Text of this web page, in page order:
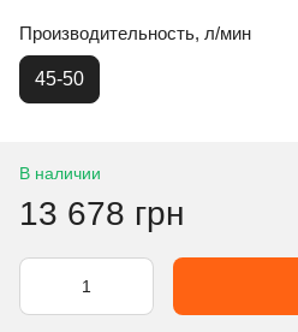
Производительность, л/мин
45-50
В наличии
13 678 грн